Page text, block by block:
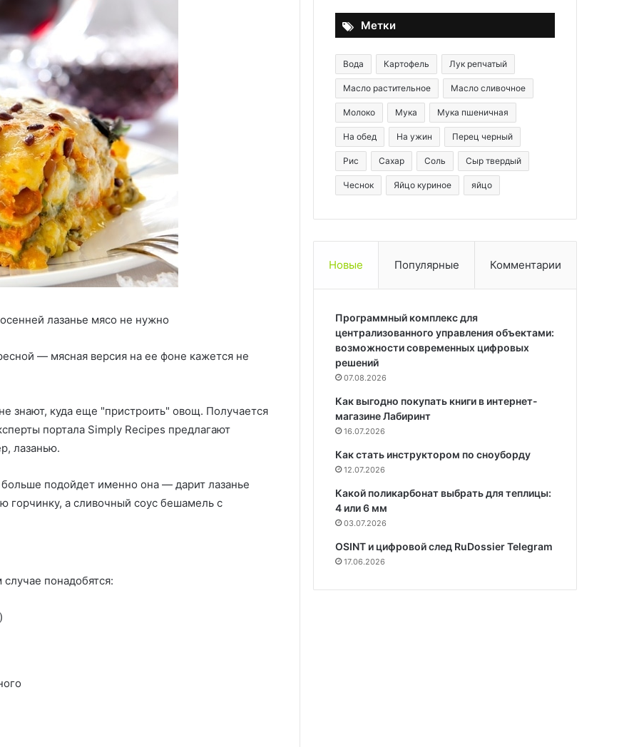
лазанье мясо не нужно
— мясная версия на ее фоне кажется не
знают, куда еще "пристроить" овощ. Получается
портала Simply Recipes предлагают
лазанью.
подойдет именно она — дарит лазанье
горчинку, а сливочный соус бешамель с
понадобятся:
Метки
Вода Картофель Лук репчатый
Масло растительное Масло сливочное
Молоко Мука Мука пшеничная
На обед На ужин Перец черный
Рис Сахар Соль Сыр твердый
Чеснок Яйцо куриное яйцо
Новые Популярные Комментарии
Программный комплекс для
централизованного управления объектами:
возможности современных цифровых
решений
07.08.2026
Как выгодно покупать книги в интернет-
магазине Лабиринт
16.07.2026
Как стать инструктором по сноуборду
12.07.2026
Какой поликарбонат выбрать для теплицы:
4 или 6 мм
03.07.2026
OSINT и цифровой след RuDossier Telegram
17.06.2026